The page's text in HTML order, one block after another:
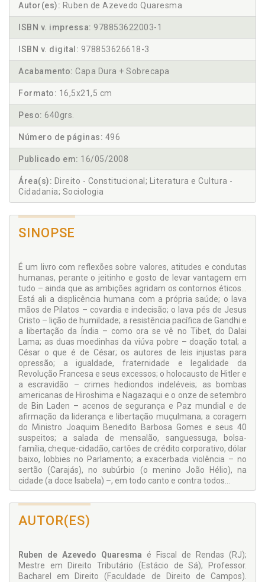
Autor(es): Ruben de Azevedo Quaresma
ISBN v. impressa: 978853622003-1
ISBN v. digital: 978853626618-3
Acabamento: Capa Dura + Sobrecapa
Formato: 16,5x21,5 cm
Peso: 640grs.
Número de páginas: 496
Publicado em: 16/05/2008
Área(s): Direito - Constitucional; Literatura e Cultura -
Cidadania; Sociologia
SINOPSE
É um livro com reflexões sobre valores, atitudes e condutas
humanas, perante o jeitinho e gosto de levar vantagem em
tudo – ainda que as ambições agridam os contornos éticos...
Está ali a displicência humana com a própria saúde; o lava
mãos de Pilatos – covardia e indecisão; o lava pés de Jesus
Cristo – lição de humildade; a resistência pacífica de Gandhi e
a libertação da Índia – como ora se vê no Tibet, do Dalai
Lama; as duas moedinhas da viúva pobre – doação total; a
César o que é de César; os autores de leis injustas para
opressão; a igualdade, fraternidade e legalidade da
Revolução Francesa e seus excessos; o holocausto de Hitler e
a escravidão – crimes hediondos indeléveis; as bombas
americanas de Hiroshima e Nagazaqui e o onze de setembro
de Bin Laden – acenos de segurança e Paz mundial e de
afirmação da liderança e libertação muçulmana; a coragem
do Ministro Joaquim Benedito Barbosa Gomes e seus 40
suspeitos; a salada de mensalão, sanguessuga, bolsa-
família, cheque-cidadão, cartões de crédito corporativo, dólar
baixo, lobbies no Parlamento; a exacerbada violência – no
sertão (Carajás), no subúrbio (o menino João Hélio), na
cidade (a doce Isabela) –, em todo canto e contra todos...
E mais: o motorista que avança sinal e suas relações com
guardas de trânsito; ética (versus moral), direito e cidadania
– visão histórica e atual; nova Reforma Tributária – proposta
combate à sonegação – privatividade do fiscal de rendas ou
da polícia; Sistema Tributário Nacional; crimes contra a
ordem tributária; respeito ao fiscal de rendas e ao policial;
AUTOR(ES)
Ruben de Azevedo Quaresma é Fiscal de Rendas (RJ);
Mestre em Direito Tributário (Estácio de Sá); Professor.
Bacharel em Direito (Faculdade de Direito de Campos).